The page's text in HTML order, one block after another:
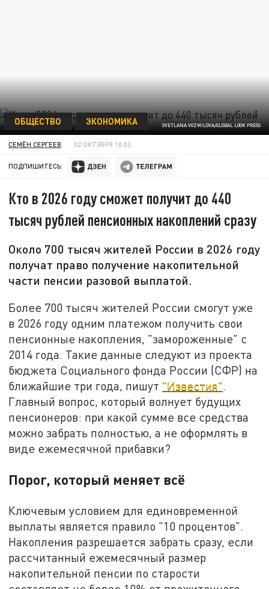
SVETLANA VOZMILOVA/GLOBAL LOOK PRESS
ОБЩЕСТВО ЭКОНОМИКА
СЕМЁН СЕРГЕЕВ 02 ОКТЯБРЯ 10:03
ПОДПИШИТЕСЬ:
Кто в 2026 году сможет получит до 440
тысяч рублей пенсионных накоплений сразу
Около 700 тысяч жителей России в 2026 году
получат право получение накопительной
части пенсии разовой выплатой.
Более 700 тысяч жителей России смогут уже
в 2026 году одним платежом получить свои
пенсионные накопления, "замороженные" с
2014 года. Такие данные следуют из проекта
бюджета Социального фонда России (СФР) на
ближайшие три года, пишут "Известия".
Главный вопрос, который волнует будущих
пенсионеров: при какой сумме все средства
можно забрать полностью, а не оформлять в
виде ежемесячной прибавки?
Порог, который меняет всё
Ключевым условием для единовременной
выплаты является правило "10 процентов".
Накопления разрешается забрать сразу, если
рассчитанный ежемесячный размер
накопительной пенсии по старости